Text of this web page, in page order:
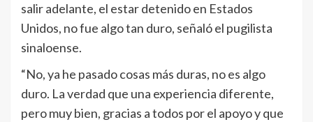
salir adelante, el estar detenido en Estados
Unidos, no fue algo tan duro, señaló el pugilista
sinaloense.
“No, ya he pasado cosas más duras, no es algo
duro. La verdad que una experiencia diferente,
pero muy bien, gracias a todos por el apoyo y que